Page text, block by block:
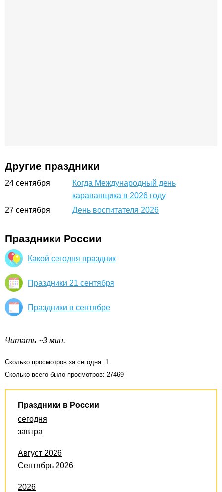
Другие праздники
24 сентября
Когда Международный день
караванщика в 2026 году
27 сентября День воспитателя 2026
Праздники России
Какой сегодня праздник
Праздники 21 сентября
Праздники в сентябре
Читать ~3 мин.
Сколько просмотров за сегодня: 1
Сколько всего было просмотров: 27469
Праздники в России
сегодня
завтра
Август 2026
Сентябрь 2026
2026